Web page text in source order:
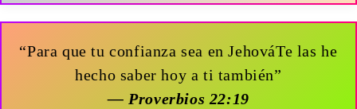
“Para que tu confianza sea en JehováTe las he
hecho saber hoy a ti también”
— Proverbios 22:19